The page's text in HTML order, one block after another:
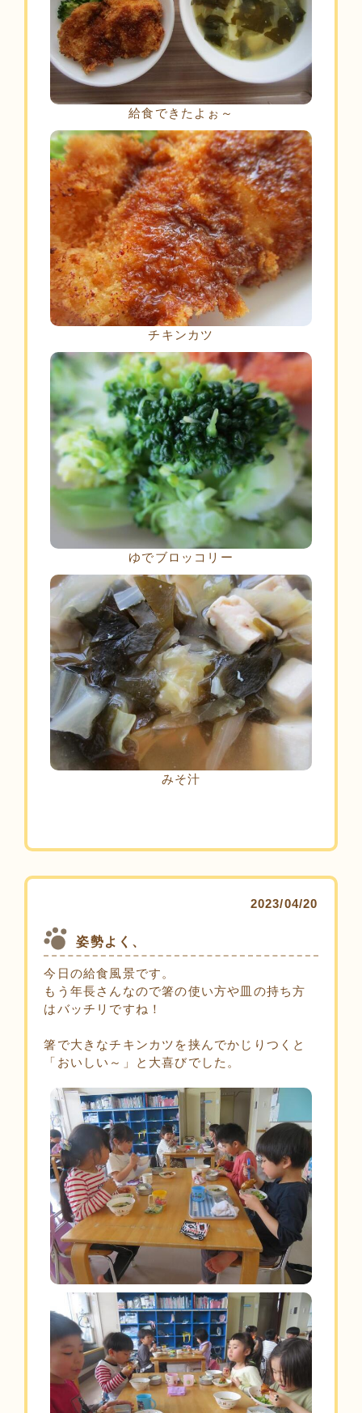
給食できたよぉ～
チキンカツ
ゆでブロッコリー
みそ汁
2023/04/20
姿勢よく、
今日の給食風景です。
もう年長さんなので箸の使い方や皿の持ち方
はバッチリですね！
箸で大きなチキンカツを挟んでかじりつくと
「おいしい～」と大喜びでした。